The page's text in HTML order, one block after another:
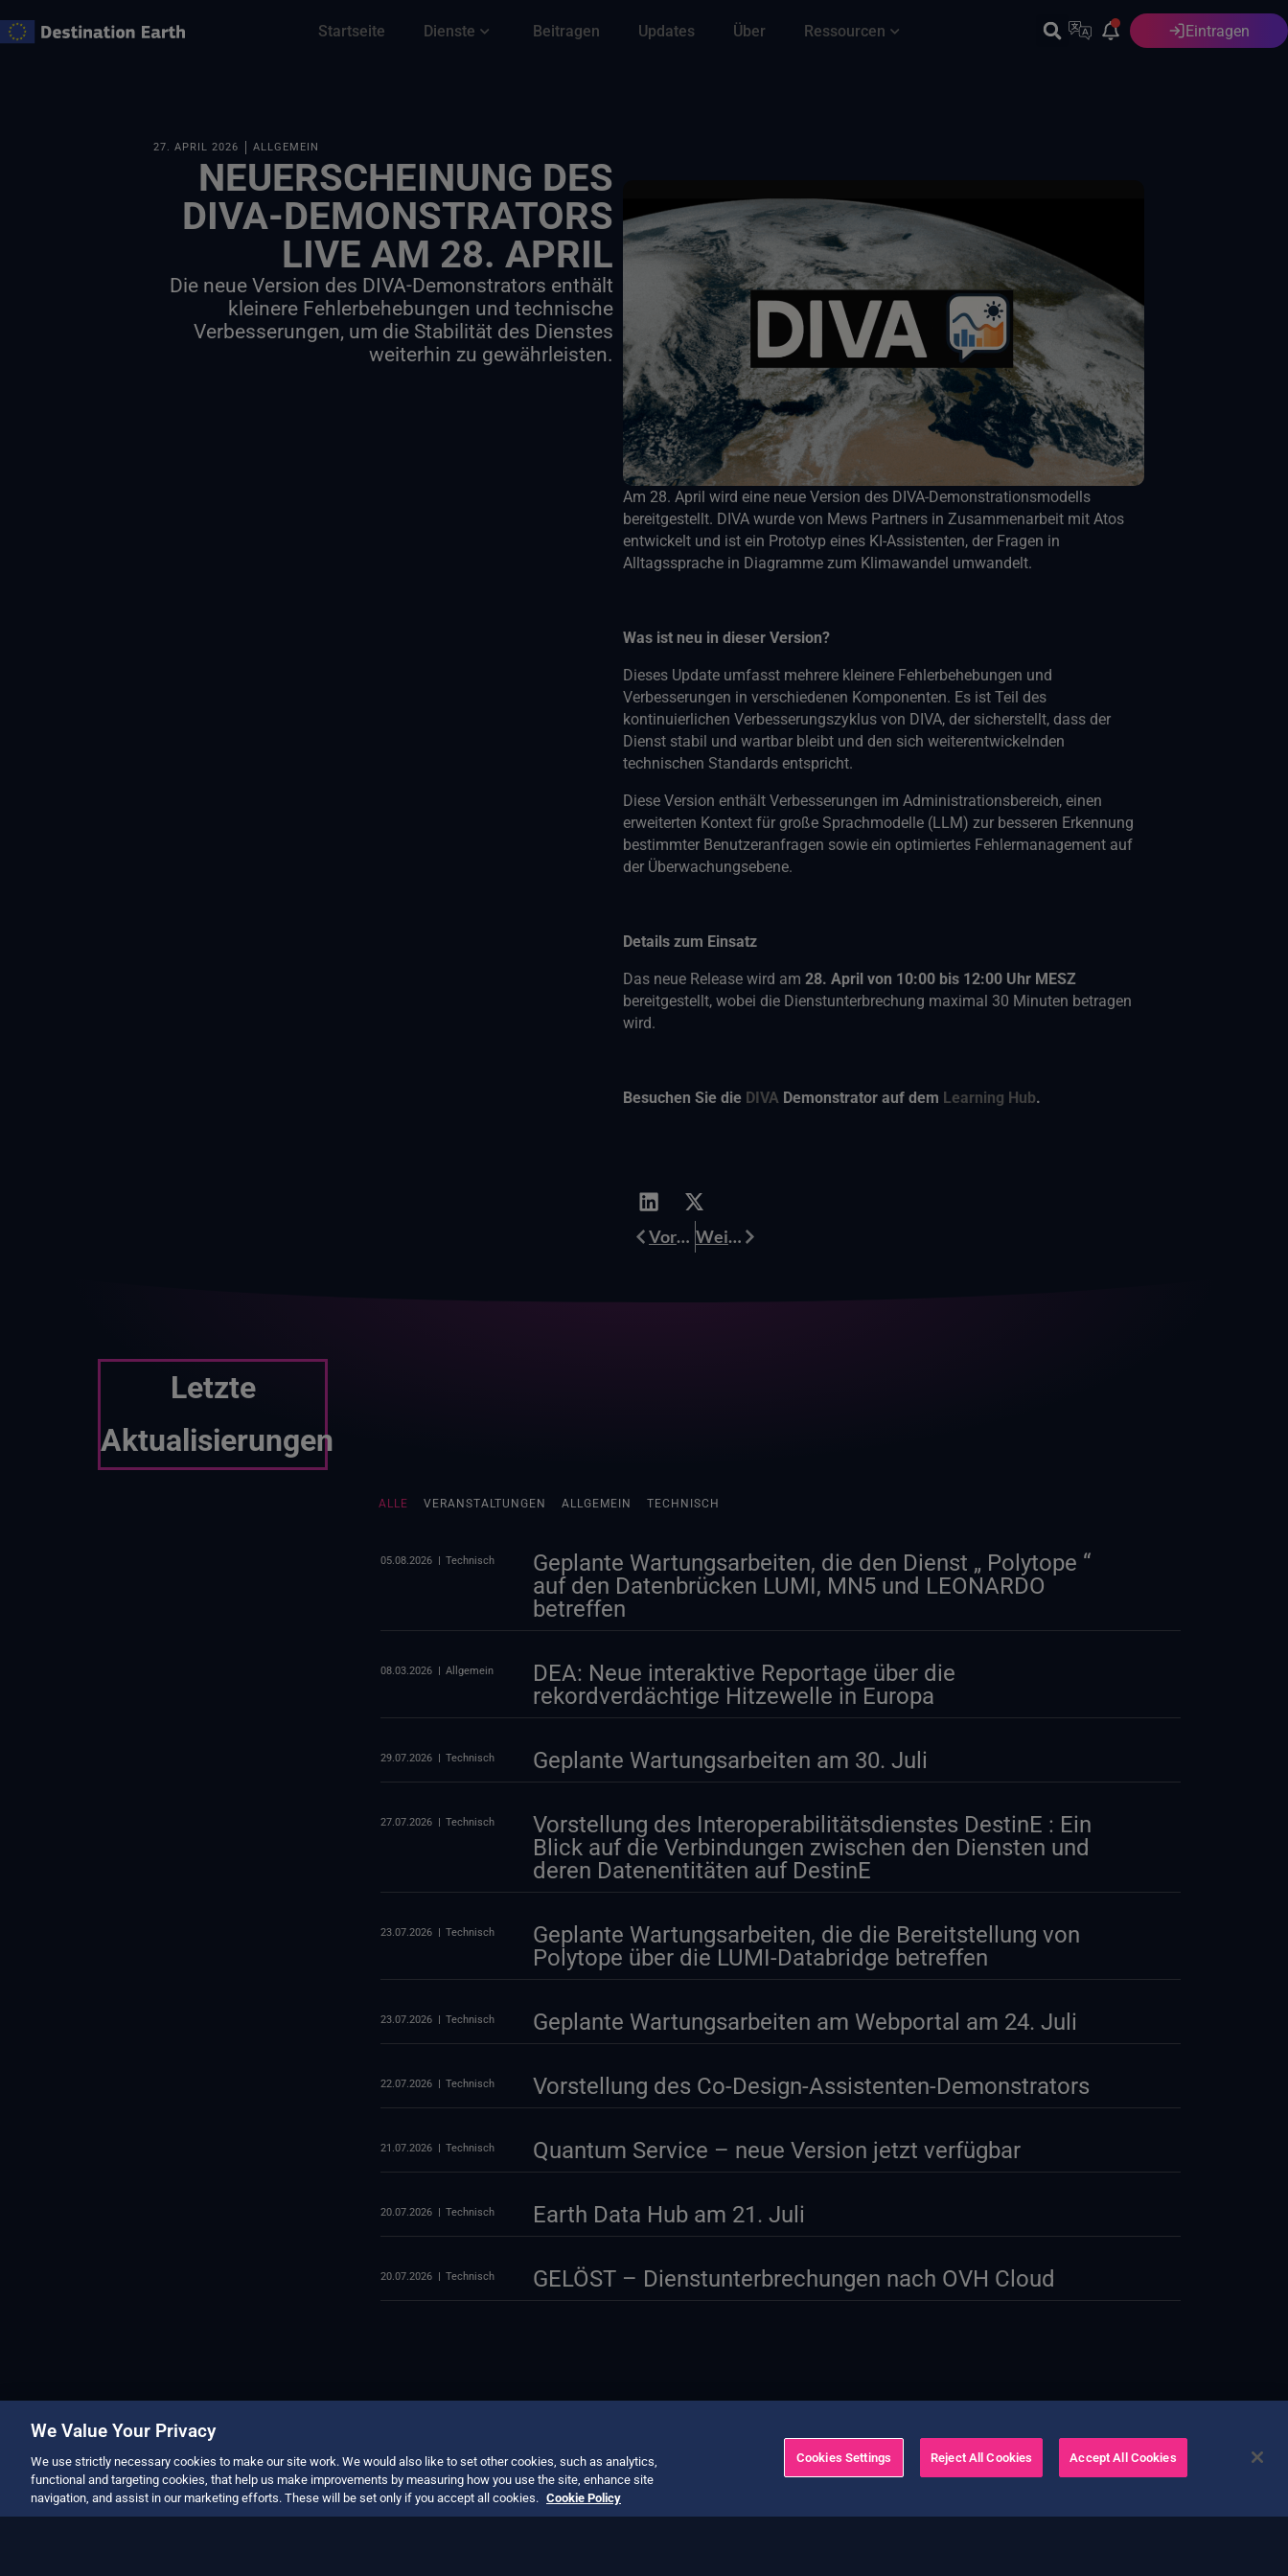
Inhalt
Startseite Dienste Beitragen Updates Über Ressourcen Deutsch Eintragen
27. APRIL 2026 ALLGEMEIN
NEUERSCHEINUNG DES
DIVA-DEMONSTRATORS
LIVE AM 28. APRIL
Die neue Version des DIVA-Demonstrators enthält
kleinere Fehlerbehebungen und technische
Verbesserungen, um die Stabilität des Dienstes
weiterhin zu gewährleisten.
Am 28. April wird eine neue Version des DIVA-Demonstrationsmodells
bereitgestellt. DIVA wurde von Mews Partners in Zusammenarbeit mit Atos
entwickelt und ist ein Prototyp eines KI-Assistenten, der Fragen in
Alltagssprache in Diagramme zum Klimawandel umwandelt.
Was ist neu in dieser Version?
Dieses Update umfasst mehrere kleinere Fehlerbehebungen und
Verbesserungen in verschiedenen Komponenten. Es ist Teil des
kontinuierlichen Verbesserungszyklus von DIVA, der sicherstellt, dass der
Dienst stabil und wartbar bleibt und den sich weiterentwickelnden
technischen Standards entspricht.
Diese Version enthält Verbesserungen im Administrationsbereich, einen
erweiterten Kontext für große Sprachmodelle (LLM) zur besseren Erkennung
bestimmter Benutzeranfragen sowie ein optimiertes Fehlermanagement auf
der Überwachungsebene.
Details zum Einsatz
Das neue Release wird am 28. April von 10:00 bis 12:00 Uhr MESZ
bereitgestellt, wobei die Dienstunterbrechung maximal 30 Minuten betragen
wird.
Besuchen Sie die DIVADemonstrator auf dem Learning Hub.
Prev Vorherige Weiter Weiter
Letzte
Aktualisierungen
VERANSTALTUNGEN ALLGEMEIN TECHNISCH
ALLE
05.08.2026 Technisch
Geplante Wartungsarbeiten, die den Dienst „ Polytope “
auf den Datenbrücken LUMI, MN5 und LEONARDO
betreffen
08.03.2026 Allgemein
DEA: Neue interaktive Reportage über die
rekordverdächtige Hitzewelle in Europa
29.07.2026 Technisch Geplante Wartungsarbeiten am 30. Juli
27.07.2026 Technisch
Vorstellung des Interoperabilitätsdienstes DestinE : Ein
Blick auf die Verbindungen zwischen den Diensten und
deren Datenentitäten auf DestinE
23.07.2026 Technisch
Geplante Wartungsarbeiten, die die Bereitstellung von
Polytope über die LUMI-Databridge betreffen
23.07.2026 Technisch Geplante Wartungsarbeiten am Webportal am 24. Juli
22.07.2026 Technisch Vorstellung des Co-Design-Assistenten-Demonstrators
21.07.2026 Technisch Quantum Service – neue Version jetzt verfügbar
20.07.2026 Technisch Earth Data Hub am 21. Juli
20.07.2026 Technisch GELÖST – Dienstunterbrechungen nach OVH Cloud
We Value Your Privacy
We use strictly necessary cookies to make our site work. We would also like to set other cookies, such as analytics,
functional and targeting cookies, that help us make improvements by measuring how you use the site, enhance site
navigation, and assist in our marketing efforts. These will be set only if you accept all cookies. Cookie Policy
Cookies Settings Reject All Cookies Accept All Cookies